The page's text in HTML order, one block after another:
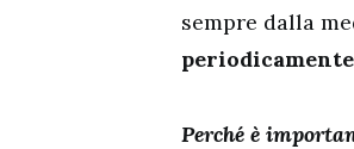
sempre dalla
Perché è